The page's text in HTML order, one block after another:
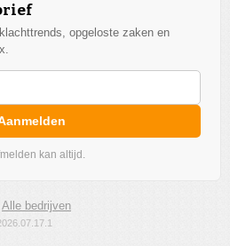
opgeloste zaken en
kan altijd.
Alle bedrijven